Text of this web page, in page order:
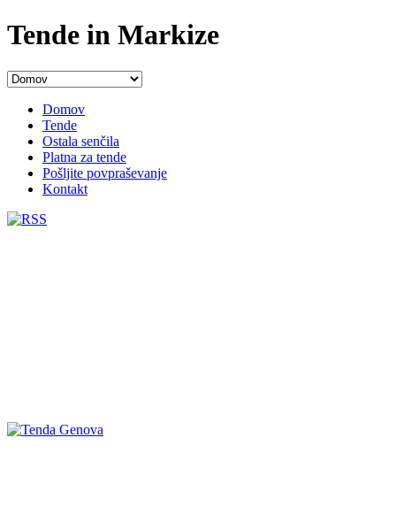
Tende in Markize
Domov
Tende
Ostala senčila
Platna za tende
Pošljite povpraševanje
Kontakt